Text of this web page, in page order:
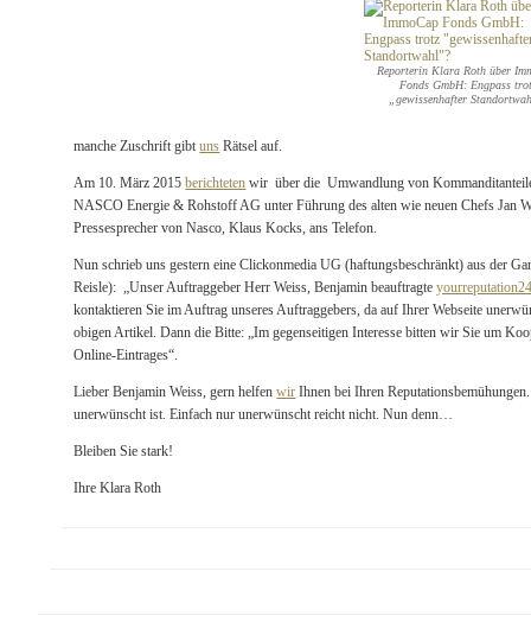
Reporterin Klara Roth über
Fonds GmbH: Engpass
„gewissenhafter
manche Zuschrift gibtuns Rätsel auf.
Am 10. März 2015berichteten wir über die Umwandlung von
NASCO Energie & Rohstoff AG unter Führung des alten wie neuen Chefs Jan
Pressesprecher von Nasco, Klaus Kocks, ans Telefon.
Nun schrieb uns gestern eine Clickonmedia UG (haftungsbeschränkt) aus der
Reisle): „Unser Auftraggeber Herr Weiss, Benjamin beauftragte
kontaktieren Sie im Auftrag unseres Auftraggebers, da auf Ihrer Webseite
obigen Artikel. Dann die Bitte: „Im gegenseitigen Interesse bitten wir Sie um
Online-Eintrages“.
Lieber Benjamin Weiss, gern helfenwir Ihnen bei Ihren
unerwünscht ist. Einfach nur unerwünscht reicht nicht. Nun denn…
Bleiben Sie stark!
Ihre Klara Roth